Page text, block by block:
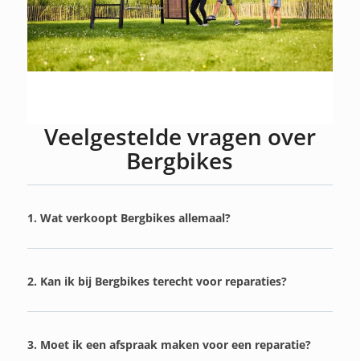
Veelgestelde vragen over
Bergbikes
1. Wat verkoopt Bergbikes allemaal?
2. Kan ik bij Bergbikes terecht voor reparaties?
3. Moet ik een afspraak maken voor een reparatie?